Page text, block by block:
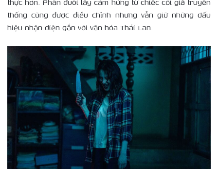
thống cũng được điều chỉnh nhưng vẫn giữ những dấu
hiệu nhận diện gắn với văn hóa Thái Lan.